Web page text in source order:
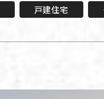
戸建住宅